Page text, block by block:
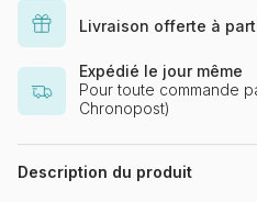
Livraison offerte à
Expédié le jour même
Pour toute commande
Chronopost)
Description du produit